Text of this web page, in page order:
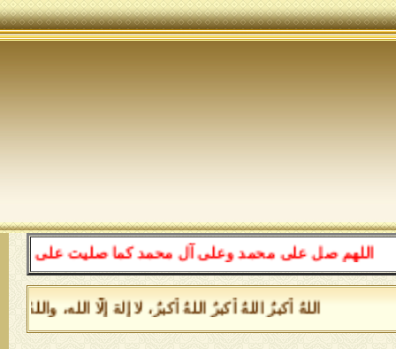
اللهم صل على محمد وعلى آل محمد كما صليت على إبراهيم
اللهُ أكبرُ اللهُ أكبرُ اللهُ أكبرُ، لا إلهَ إلَّا الله،